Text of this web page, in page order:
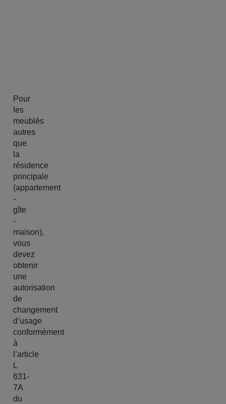
Pour
les
meublés
autres
que
la
résidence
principale
(appartement
-
gîte
-
maison),
vous
devez
obtenir
une
autorisation
de
changement
d’usage
conformément
à
l’article
631-
7A
du